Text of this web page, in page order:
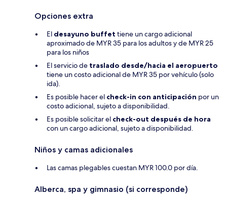
Opciones extra
El desayuno buffet tiene un cargo adicional
aproximado de MYR 35 para los adultos y de MYR 25
para los niños
El servicio de traslado desde/hacia el aeropuerto
tiene un costo adicional de MYR 35 por vehículo (solo
ida).
Es posible hacer el check-in con anticipación por un
costo adicional, sujeto a disponibilidad.
Es posible solicitar el check-out después de hora
con un cargo adicional, sujeto a disponibilidad.
Niños y camas adicionales
Las camas plegables cuestan MYR 100.0 por día.
Alberca, spa y gimnasio (si corresponde)